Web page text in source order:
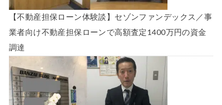
【不動産担保ローン体験談】セゾンファンデックス／事
業者向け不動産担保ローンで高額査定1400万円の資金
調達